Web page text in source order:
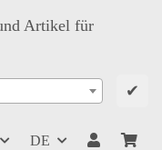
Artikel für
✔
DE